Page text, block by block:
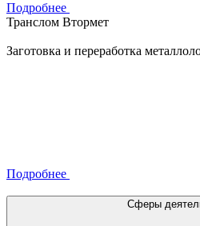
Подробнее
Транслом Втормет
Заготовка и переработка
Подробнее
Сферы